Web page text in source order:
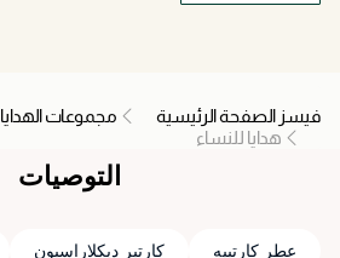
فيسز الصفحة الرئيسية مجموعات الهدايا
هدايا للنساء
التوصيات
عطر كارتييه كارتير ديكلاراسيون